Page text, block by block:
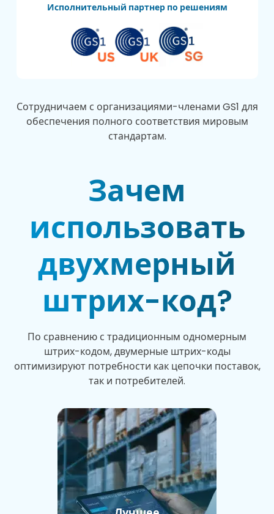
Исполнительный партнер по решениям
Сотрудничаем с организациями-членами GS1 для
обеспечения полного соответствия мировым
стандартам.
Зачем
использовать
двухмерный
штрих-код?
По сравнению с традиционным одномерным
штрих-кодом, двумерные штрих-коды
оптимизируют потребности как цепочки поставок,
так и потребителей.